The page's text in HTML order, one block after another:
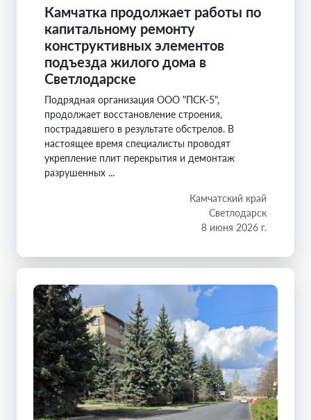
Камчатка продолжает работы по
капитальному ремонту
конструктивных элементов
подъезда жилого дома в
Светлодарске
Подрядная организация ООО "ПСК-5",
продолжает восстановление строения,
пострадавшего в результате обстрелов. В
настоящее время специалисты проводят
укрепление плит перекрытия и демонтаж
разрушенных ...
Камчатский край
Светлодарск
8 июня 2026 г.